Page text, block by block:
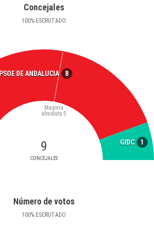
Concejales
100% ESCRUTADO
PSOE DE ANDALUCIA 8
GIDC 1
9
CONCEJALES
Mayoría
absoluta 5
Número de votos
100% ESCRUTADO